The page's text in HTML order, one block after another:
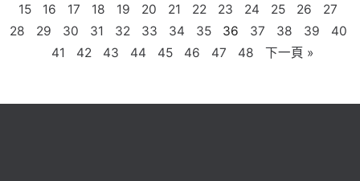
15 16 17 18 19 20 21 22 23 24 25 26 27
28 29 30 31 32 33 34 35 36 37 38 39 40
41 42 43 44 45 46 47 48 下一頁 »